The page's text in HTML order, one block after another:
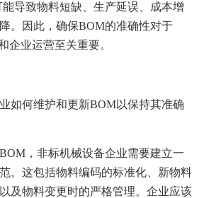
导致物料短缺、生产延误、成本增
。因此，确保BOM的准确性对于
企业运营至关重要。
如何维护和更新BOM以保持其准确
，非标机械设备企业需要建立一
。这包括物料编码的标准化、新物料
及物料变更时的严格管理。企业应该